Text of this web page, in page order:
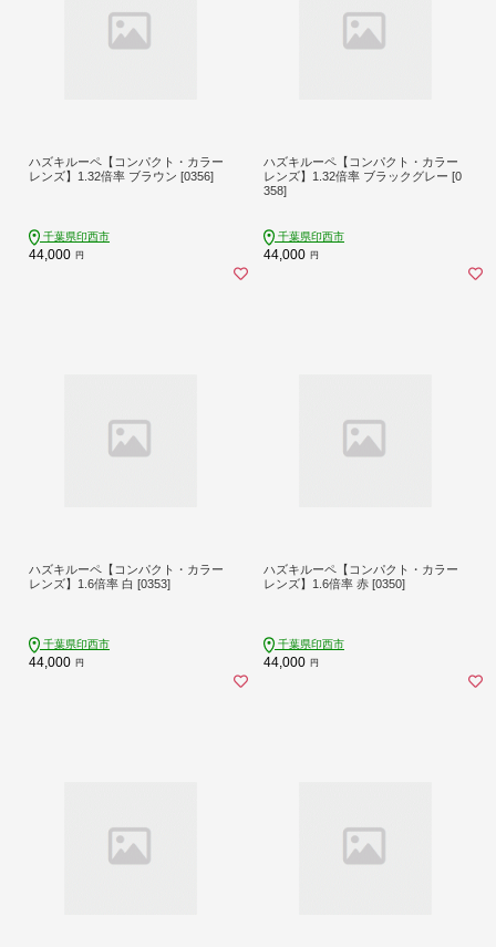
ハズキルーペ【コンパクト・カラー
レンズ】1.32倍率 ブラウン [0356]
千葉県印西市
44,000 円
ハズキルーペ【コンパクト・カラー
レンズ】1.32倍率 ブラックグレー [0
358]
千葉県印西市
44,000 円
ハズキルーペ【コンパクト・カラー
レンズ】1.6倍率 白 [0353]
千葉県印西市
44,000 円
ハズキルーペ【コンパクト・カラー
レンズ】1.6倍率 赤 [0350]
千葉県印西市
44,000 円